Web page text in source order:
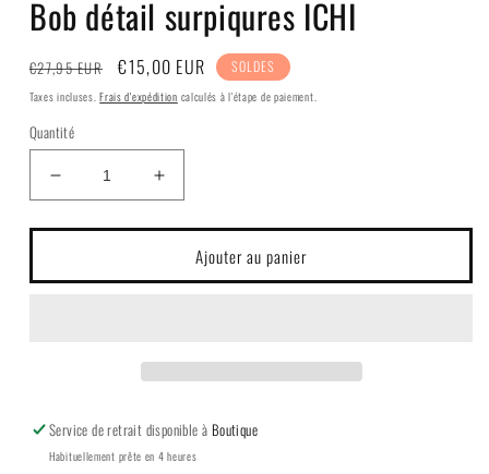
fenêtre
modale
Bob détail surpiqures ICHI
Prix
habituel
€27,95 EUR
Prix
soldé
€15,00 EUR SOLDES
Taxes incluses.Frais d'expédition calculés à l'étape de paiement.
Quantité
Réduire
la
quantité
Bob
Augmenter
la
quantité
Bob
Ajouter au panier
Service de retrait disponible à Boutique
Habituellement prête en 4 heures